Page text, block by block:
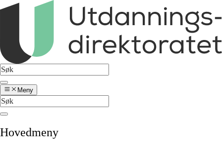
Meny
Hovedmeny